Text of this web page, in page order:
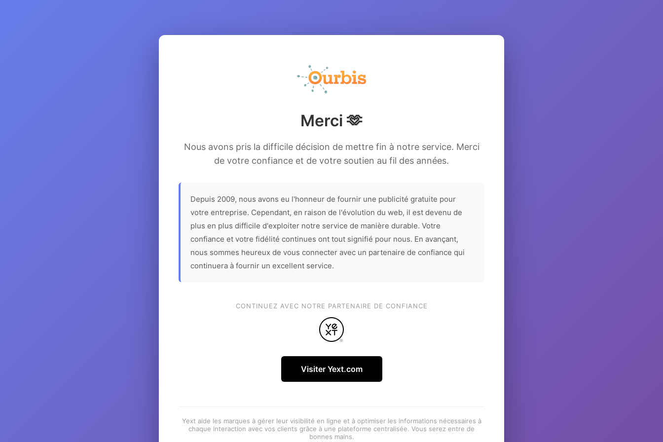
Merci 🫶
Nous avons pris la difficile décision de mettre fin à notre service. Merci
de votre confiance et de votre soutien au fil des années.
Depuis 2009, nous avons eu l'honneur de fournir une publicité gratuite pour
votre entreprise. Cependant, en raison de l'évolution du web, il est devenu de
plus en plus difficile d'exploiter notre service de manière durable. Votre
confiance et votre fidélité continues ont tout signifié pour nous. En avançant,
nous sommes heureux de vous connecter avec un partenaire de confiance qui
continuera à fournir un excellent service.
CONTINUEZ AVEC NOTRE PARTENAIRE DE CONFIANCE
Visiter Yext.com
Yext aide les marques à gérer leur visibilité en ligne et à optimiser les informations nécessaires à
chaque interaction avec vos clients grâce à une plateforme centralisée. Vous serez entre de
bonnes mains.